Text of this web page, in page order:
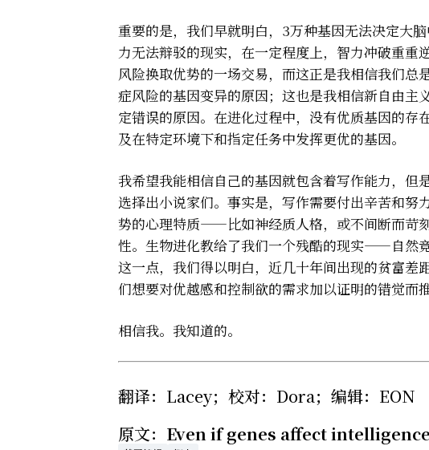
重要的是，我们早就明白，3万种基因无法决定大
力无法辩驳的现实，在一定程度上，智力冲破重
风险换取优势的一场交易，而这正是我相信我们
症风险的基因变异的原因；这也是我相信新自由主
定错误的原因。在进化过程中，没有优质基因的
及在特定环境下和指定任务中发挥更优的基因。
我希望我能相信自己的基因就包含着写作能力，但
选择出小说家们。事实是，写作需要付出辛苦和努
势的心理特质——比如神经质人格，或不间断而苛
性。生物进化教给了我们一个残酷的现实——自然
这一点，我们得以明白，近几十年间出现的贫富
们想要对优越感和控制欲的需求加以证明的错觉而推
相信我。我知道的。
翻译：Lacey；校对：Dora；编辑：EON
原文： Even if genes affect